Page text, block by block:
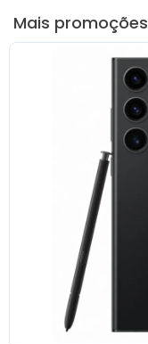
Mais promoções